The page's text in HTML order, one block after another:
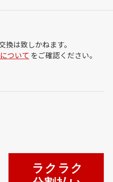
換は致しかねます。
ついて をご確認ください。